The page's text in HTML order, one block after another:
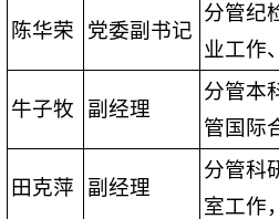
陈华荣 党委副书记
分管纪
业工作
牛子牧 副经理
分管本
管国际
田克萍 副经理
分管科
室工作